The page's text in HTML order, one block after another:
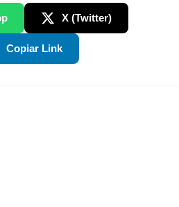
X (Twitter)
Copiar Link